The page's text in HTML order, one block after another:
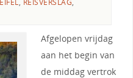
Afgelopen vrijdag
aan het begin van
de middag vertrok